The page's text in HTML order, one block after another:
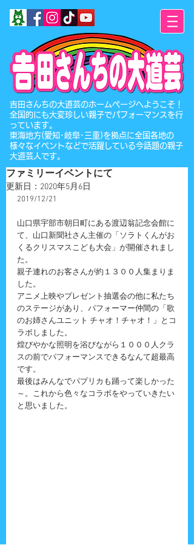
​吉田さんちの大道芸のホームページへようこそ！
全国的にも大変珍しい親子でパフォーマンスを行
っています。
東海地方(愛知･岐阜･三重)を拠点に全国各地の
様々なイベントなどで活躍している今話題の親子
大道芸人です。
ファミリーイベントにて
更新日： 2020年5月6日
2019/12/21
山口県宇部市朝日町にある渡辺翁記念会館に
て、山口新聞社さん主催の「ソラトくんがお
くるクリスマスこども大会」が開催されまし
た。
親子連れのお客さんが約１３００人集まりま
した。
アニメ上映やプレゼント抽選会の他に私たち
のステージがあり、パフォーマー仲間の「歌
のお姉さんユニット チャオ！チャオ！」とコ
ラボしました。
煌びやかな照明を浴びながら１０００人クラ
スの前でパフォーマンスできるなんて超最高
です。
最後はみんなでパプリカも踊って楽しかった
～。これから色々なコラボをやっていきたい
と思いました。